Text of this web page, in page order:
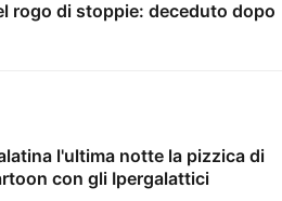
rogo di stoppie: deceduto dopo
l'ultima notte la pizzica di
con gli Ipergalattici